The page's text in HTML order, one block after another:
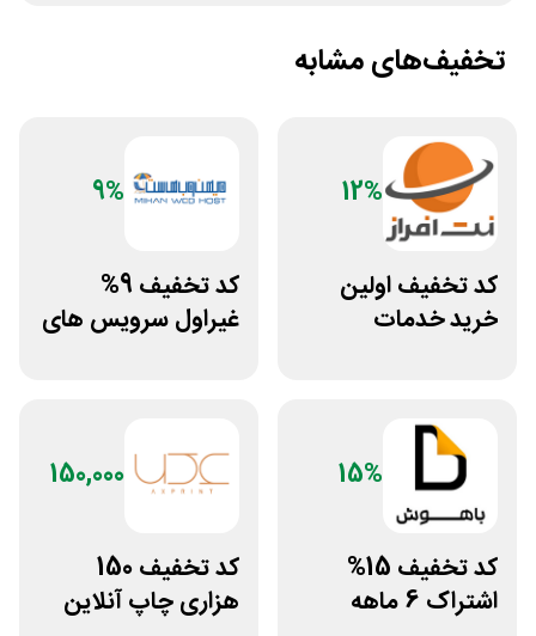
تخفیف‌های مشابه
12%
کد تخفیف اولین
خرید خدمات
9%
کد تخفیف 9%
غیراول سرویس های
15%
کد تخفیف 15%
اشتراک 6 ماهه
150,000
کد تخفیف 150
هزاری چاپ آنلاین